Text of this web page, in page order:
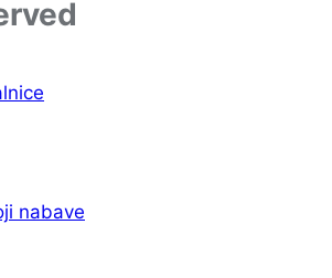
nabave